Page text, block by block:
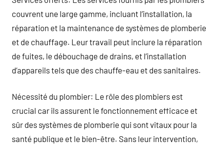
couvrent une large gamme, incluant l’installation, la
réparation et la maintenance de systèmes de plomberie
et de chauffage. Leur travail peut inclure la réparation
de fuites, le débouchage de drains, et l’installation
d’appareils tels que des chauffe-eau et des sanitaires.
Nécessité du plombier: Le rôle des plombiers est
crucial car ils assurent le fonctionnement efficace et
sûr des systèmes de plomberie qui sont vitaux pour la
santé publique et le bien-être. Sans leur intervention,